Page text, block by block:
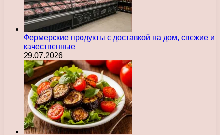
Фермерские продукты с доставкой на дом, свежие и
качественные
29.07.2026